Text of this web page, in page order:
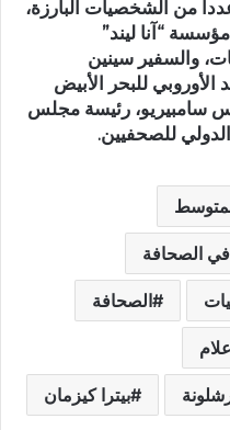
من الشخصيات البارزة،
“آنا ليند”
والسفير سينين
الأوروبي للبحر الأبيض
سامبيريو، رئيسة مجلس
للصحفيين.
في الصحافة
الصحافة
بيترا كيزمان